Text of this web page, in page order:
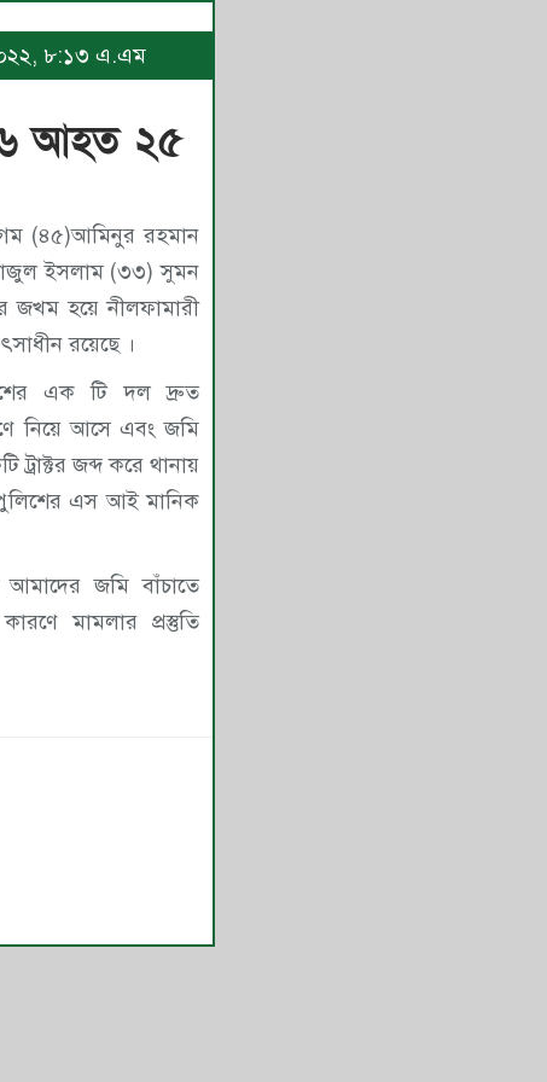
৮:১৩ এ.এম
৬ আহত ২৫
ইসলাম (৩৩) সুমন
রয়েছে ।
এক টি দল দ্রুত
নিয়ে আসে এবং জমি
ট্রাক্টর জব্দ করে থানায়
জমি বাঁচাতে
মামলার প্রস্তুতি